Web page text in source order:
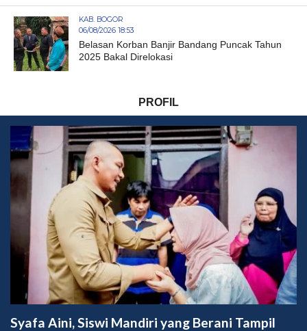
KAB. BOGOR
06/08/2026 18:53
Belasan Korban Banjir Bandang Puncak Tahun
2025 Bakal Direlokasi
PROFIL
Syafa Aini, Siswi Mandiri yang Berani Tampil